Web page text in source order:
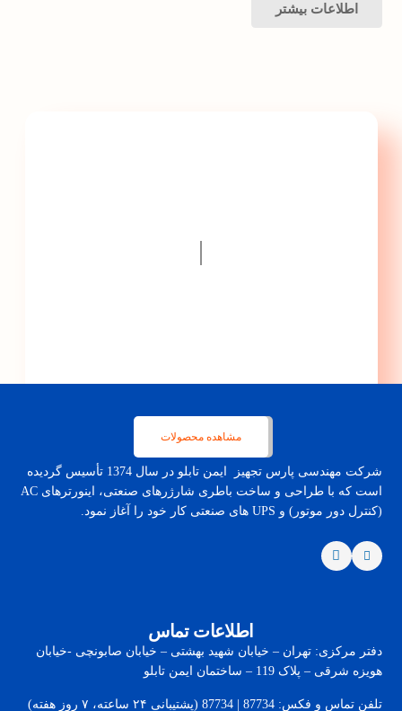
اطلاعات بیشتر
|
مشاهده محصولات
شرکت مهندسی پارس تجهیز ایمن تابلو در سال 1374 تأسیس گردیده
است که با طراحی و ساخت باطری شارژرهای صنعتی، اینورترهای AC
(کنترل دور موتور) و UPS های صنعتی کار خود را آغاز نمود.
اطلاعات تماس
دفتر مرکزی: تهران – خیابان شهید بهشتی – خیابان صابونچی -خیابان
هويزه شرقی – پلاک 119 – ساختمان ایمن تابلو
تلفن تماس و فکس: 87734 | 87734 (پشتیبانی ۲۴ ساعته، ۷ روز هفته)